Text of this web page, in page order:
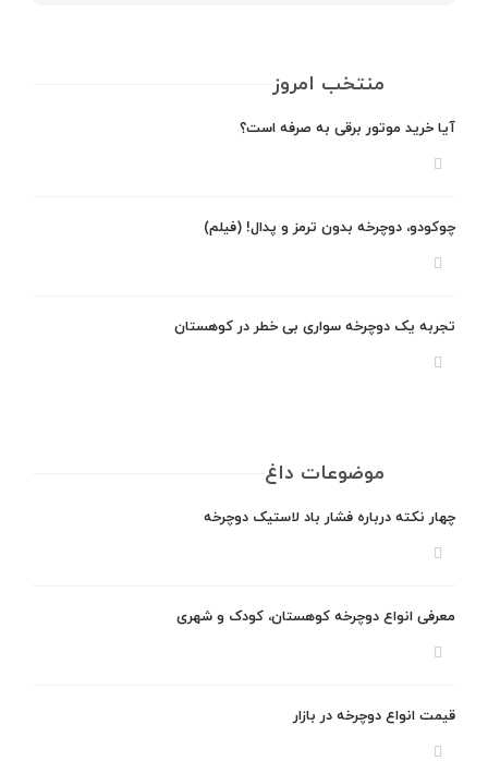
منتخب امروز
آیا خرید موتور برقی به صرفه است؟
چوکودو، دوچرخه بدون ترمز و پدال! (فیلم)
تجربه یک دوچرخه سواری بی خطر در کوهستان
موضوعات داغ
چهار نکته درباره فشار باد لاستیک دوچرخه
معرفی انواع دوچرخه کوهستان، کودک و شهری
قیمت انواع دوچرخه در بازار